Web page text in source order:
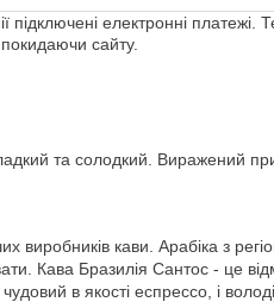
підключені електронні
сайту.
та солодкий. Виражений
виробників кави. Арабіка з
Кава Бразилія Сантос - це
в якості еспрессо, і